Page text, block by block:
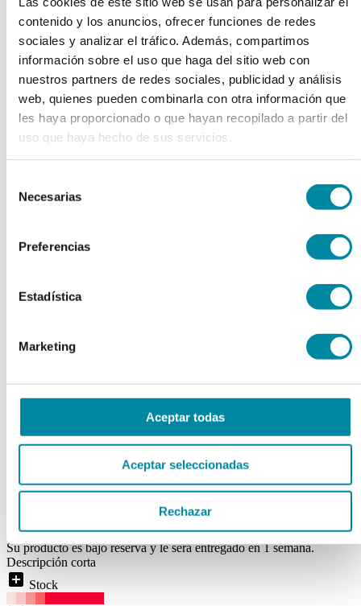
contenido y los anuncios, ofrecer funciones de redes
sociales y analizar el tráfico. Además, compartimos
información sobre el uso que haga del sitio web con
nuestros partners de redes sociales, publicidad y análisis
web, quienes pueden combinarla con otra información que
les haya proporcionado o que hayan recopilado a partir del
uso que haya hecho de sus servicios.
Necesarias
Preferencias
Estadística
Marketing
Aceptar todas
Aceptar seleccionadas
Rechazar
chevron_left chevron_right
ESENCIA ROSA
COMPOSICION
Disponibilidad:BAJO RESERVA
Entrega inmediata
Price From:
Su producto es bajo reserva y le será entregado en 1 semana.
Descripción corta
add_box Stock